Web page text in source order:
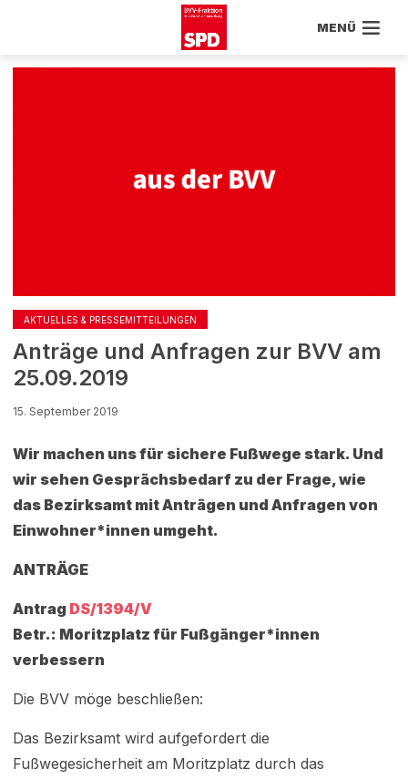
MENÜ
AKTUELLES & PRESSEMITTEILUNGEN
Anträge und Anfragen zur BVV am
25.09.2019
15. September 2019
Wir machen uns für sichere Fußwege stark. Und
wir sehen Gesprächsbedarf zu der Frage, wie
das Bezirksamt mit Anträgen und Anfragen von
Einwohner*innen umgeht.
ANTRÄGE
Antrag DS/1394/V
Betr.: Moritzplatz für Fußgänger*innen
verbessern
Die BVV möge beschließen:
Das Bezirksamt wird aufgefordert die
Fußwegesicherheit am Moritzplatz durch das